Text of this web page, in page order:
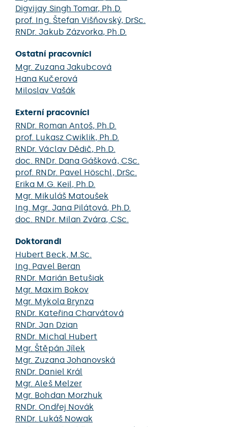
Digvijay Singh Tomar, Ph.D.
prof. Ing. Štefan Višňovský, DrSc.
RNDr.Jakub Zázvorka, Ph.D.
Ostatní pracovníci
Mgr.Zuzana Jakubcová
Hana Kučerová
Miloslav Vašák
Externí pracovníci
RNDr. Roman Antoš, Ph.D.
prof. Lukasz Cwiklik, Ph.D.
RNDr.Václav Dědič, Ph.D.
doc. RNDr. Dana Gášková, CSc.
prof. RNDr. Pavel Höschl, DrSc.
Erika M.G. Keil, Ph.D.
Mgr. Mikuláš Matoušek
Ing. Mgr. Jana Pilátová, Ph.D.
doc. RNDr. Milan Zvára, CSc.
Doktorandi
Hubert Beck, M.Sc.
Ing. Pavel Beran
RNDr. Marián Betušiak
Mgr. Maxim Bokov
Mgr. Mykola Brynza
RNDr. Kateřina Charvátová
RNDr.Jan Dzian
RNDr. Michal Hubert
Mgr.Štěpán Jílek
Mgr.Zuzana Johanovská
RNDr. Daniel Král
Mgr.Aleš Melzer
Mgr. Bohdan Morzhuk
RNDr.Ondřej Novák
RNDr. Lukáš Nowak